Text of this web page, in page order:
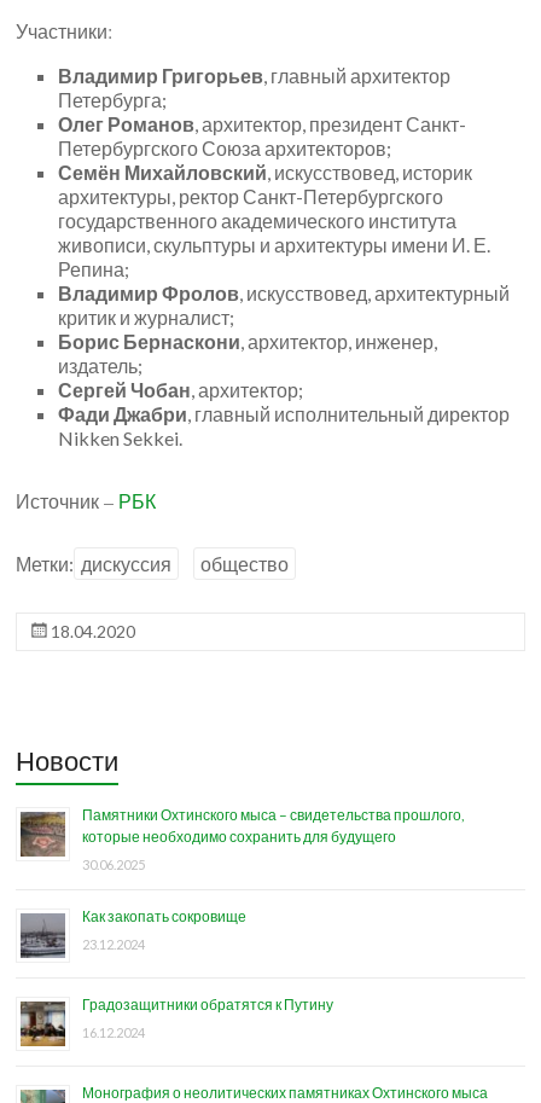
Участники:
Владимир Григорьев, главный архитектор
Петербурга;
Олег Романов, архитектор, президент Санкт-
Петербургского Союза архитекторов;
Семён Михайловский, искусствовед, историк
архитектуры, ректор Санкт-Петербургского
государственного академического института
живописи, скульптуры и архитектуры имени И. Е.
Репина;
Владимир Фролов, искусствовед, архитектурный
критик и журналист;
Борис Бернаскони, архитектор, инженер,
издатель;
Сергей Чобан, архитектор;
Фади Джабри, главный исполнительный директор
Nikken Sekkei.
Источник – РБК
Метки: дискуссия общество
18.04.2020
Новости
Памятники Охтинского мыса – свидетельства прошлого,
которые необходимо сохранить для будущего
30.06.2025
Как закопать сокровище
23.12.2024
Градозащитники обратятся к Путину
16.12.2024
Монография о неолитических памятниках Охтинского мыса